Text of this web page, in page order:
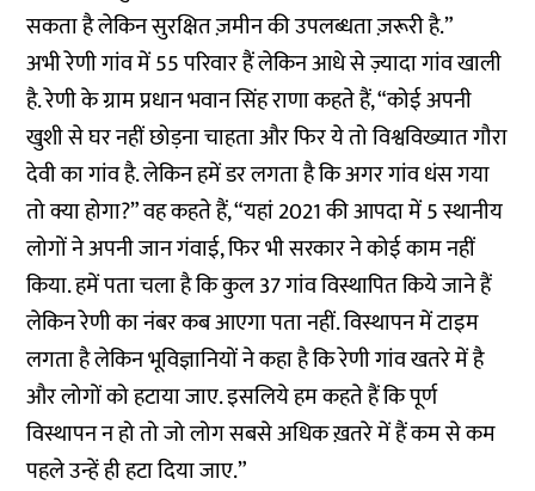
सकता है लेकिन सुरक्षित ज़मीन की उपलब्धता ज़रूरी है.”
अभी रेणी गांव में 55 परिवार हैं लेकिन आधे से ज़्यादा गांव खाली
है. रेणी के ग्राम प्रधान भवान सिंह राणा कहते हैं, “कोई अपनी
खुशी से घर नहीं छोड़ना चाहता और फिर ये तो विश्वविख्यात गौरा
देवी का गांव है. लेकिन हमें डर लगता है कि अगर गांव धंस गया
तो क्या होगा?” वह कहते हैं, “यहां 2021 की आपदा में 5 स्थानीय
लोगों ने अपनी जान गंवाई, फिर भी सरकार ने कोई काम नहीं
किया. हमें पता चला है कि कुल 37 गांव विस्थापित किये जाने हैं
लेकिन रेणी का नंबर कब आएगा पता नहीं. विस्थापन में टाइम
लगता है लेकिन भूविज्ञानियों ने कहा है कि रेणी गांव खतरे में है
और लोगों को हटाया जाए. इसलिये हम कहते हैं कि पूर्ण
विस्थापन न हो तो जो लोग सबसे अधिक ख़तरे में हैं कम से कम
पहले उन्हें ही हटा दिया जाए.”